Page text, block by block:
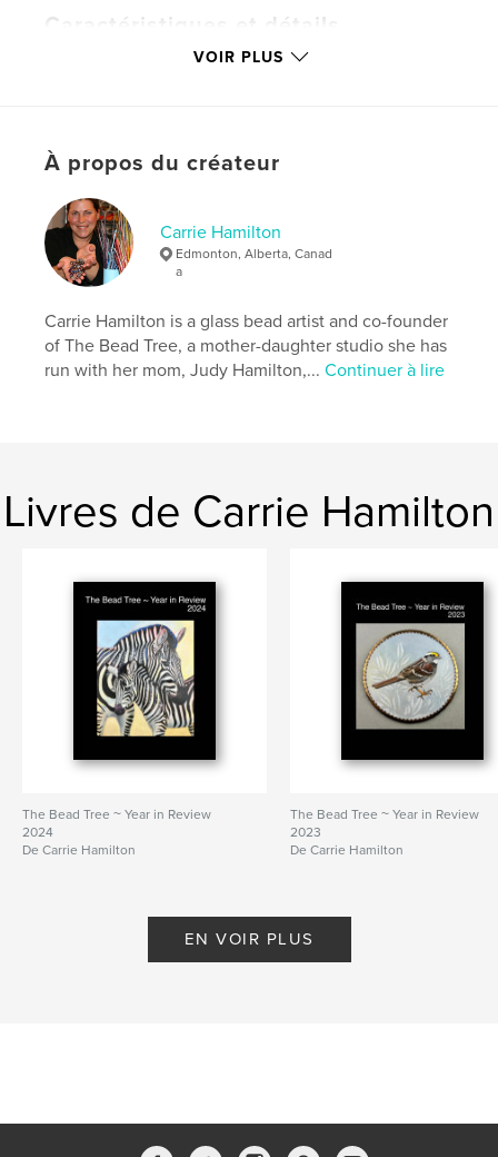
Caractéristiques et détails
Catégorie principale: Livres d'art et de photographie
Format choisi:Portrait standard, 20×25 cm
# de pages: 136
Date de publication:
LangueEnglish
Mots-clés
nature , travel
VOIR PLUS
À propos du créateur
Carrie Hamilton
Edmonton, Alberta, Canad
a
Carrie Hamilton is a glass bead artist and co-founder
of The Bead Tree, a mother-daughter studio she has
run with her mom, Judy Hamilton,...Continuer à lire
Livres de Carrie Hamilton
The Bead Tree ~ Year in Review
2024
De Carrie Hamilton
The Bead Tree ~ Year in Review
2023
De Carrie Hamilton
EN VOIR PLUS